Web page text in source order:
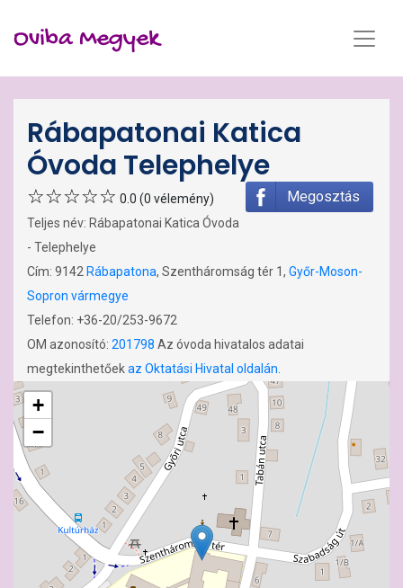
Oviba Megyek
Rábapatonai Katica
Óvoda Telephelye
Megosztás
0.0 (0 vélemény)
Teljes név: Rábapatonai Katica Óvoda
- Telephelye
Cím: 9142 Rábapatona, Szentháromság tér 1, Győr-Moson-
Sopron vármegye
Telefon: +36-20/253-9672
OM azonosító: 201798 Az óvoda hivatalos adatai
megtekinthetőekaz Oktatási Hivatal oldalán
+
−